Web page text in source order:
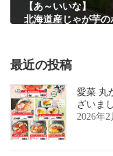
【あ～いいな】
北海道産じゃが芋
最近の投稿
愛菜 丸
ざいま
2026年2